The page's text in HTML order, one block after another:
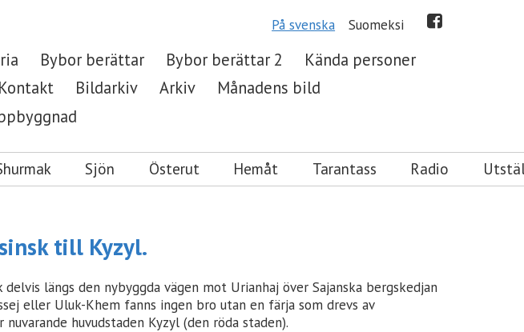
På svenska Suomeksi
Bybor berättar Bybor berättar 2
Kända personer
Kontakt Bildarkiv Arkiv
Månadens bild
Sjön Österut Hemåt Tarantass Radio
till Kyzyl.
längs den nybyggda vägen mot Urianhaj över Sajanska bergskedjan
eller Uluk-Khem fanns ingen bro utan en färja som drevs av
huvudstaden Kyzyl (den röda staden).